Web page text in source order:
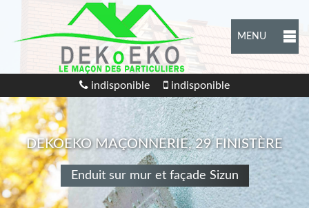
MENU
indisponible indisponible
DEKOEKO MAÇONNERIE, 29 FINISTÈRE
Enduit sur mur et façade Sizun